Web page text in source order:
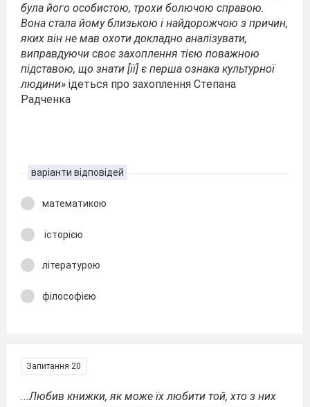
була його особистою, трохи болючою справою.
Вона стала йому близькою і найдорожчою з причин,
яких він не мав охоти докладно аналізувати,
виправдуючи своє захоплення тією поважною
підставою, що знати [її] є перша ознака культурної
людини» ідеться про захоплення Степана
Радченка
варіанти відповідей
математикою
історією
літературою
філософією
Запитання 20
...Любив книжки, як може їх любити той, хто з них